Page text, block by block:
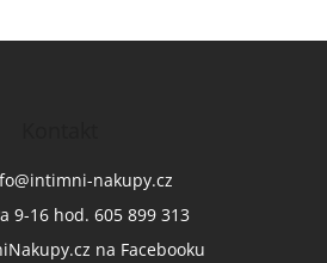
@intimni-nakupy.cz
9-16 hod. 605 899 313
na Facebooku